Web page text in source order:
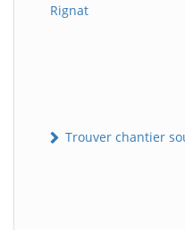
Rignat
Trouver chantier